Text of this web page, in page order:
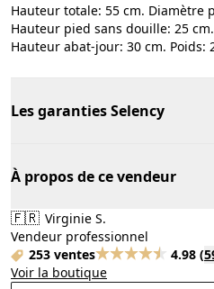
Hauteur totale: 55 cm. Diamètre
Hauteur pied sans douille: 25
Hauteur abat-jour: 30 cm. Poids:
Les garanties Selency
À propos de ce vendeur
🇫🇷 Virginie S.
Vendeur professionnel
253 ventes
4.98 (
Voir la boutique